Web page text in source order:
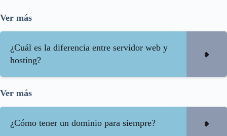
Ver más
¿Cuál es la diferencia entre servidor web y
hosting?
Ver más
¿Cómo tener un dominio para siempre?